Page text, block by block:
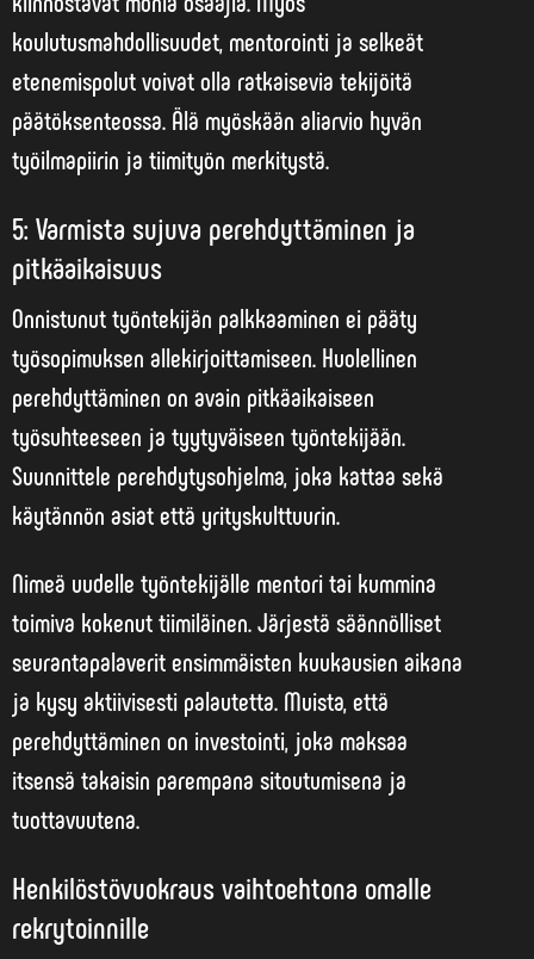
koulutusmahdollisuudet, mentorointi ja selkeät
etenemispolut voivat olla ratkaisevia tekijöitä
päätöksenteossa. Älä myöskään aliarvio hyvän
työilmapiirin ja tiimityön merkitystä.
5: Varmista sujuva perehdyttäminen ja
pitkäaikaisuus
Onnistunut työntekijän palkkaaminen ei pääty
työsopimuksen allekirjoittamiseen. Huolellinen
perehdyttäminen on avain pitkäaikaiseen
työsuhteeseen ja tyytyväiseen työntekijään.
Suunnittele perehdytysohjelma, joka kattaa sekä
käytännön asiat että yrityskulttuurin.
Nimeä uudelle työntekijälle mentori tai kummina
toimiva kokenut tiimiläinen. Järjestä säännölliset
seurantapalaverit ensimmäisten kuukausien aikana
ja kysy aktiivisesti palautetta. Muista, että
perehdyttäminen on investointi, joka maksaa
itsensä takaisin parempana sitoutumisena ja
tuottavuutena.
Henkilöstövuokraus vaihtoehtona omalle
rekrytoinnille